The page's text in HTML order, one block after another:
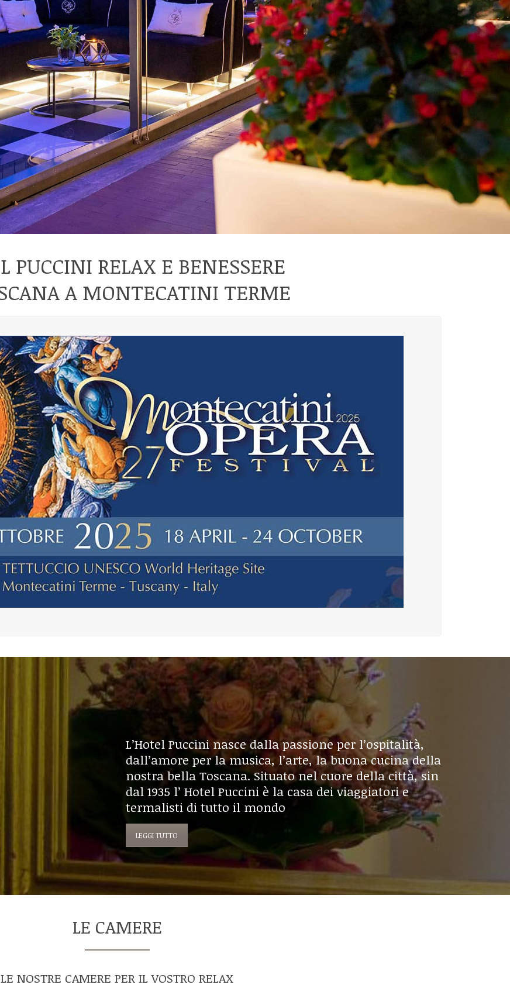
PUCCINI RELAX E BENESSERE
A MONTECATINI TERME
L’Hotel Puccini nasce dalla passione per l’ospitalità,
dall’amore per la musica, l’arte, la buona cucina della
nostra bella Toscana. Situato nel cuore della città, sin
dal 1935 l’ Hotel Puccini è la casa dei viaggiatori e
termalisti di tutto il mondo
LEGGI TUTTO
LE CAMERE
LE NOSTRE CAMERE PER IL VOSTRO RELAX
DIRETTAMENTE